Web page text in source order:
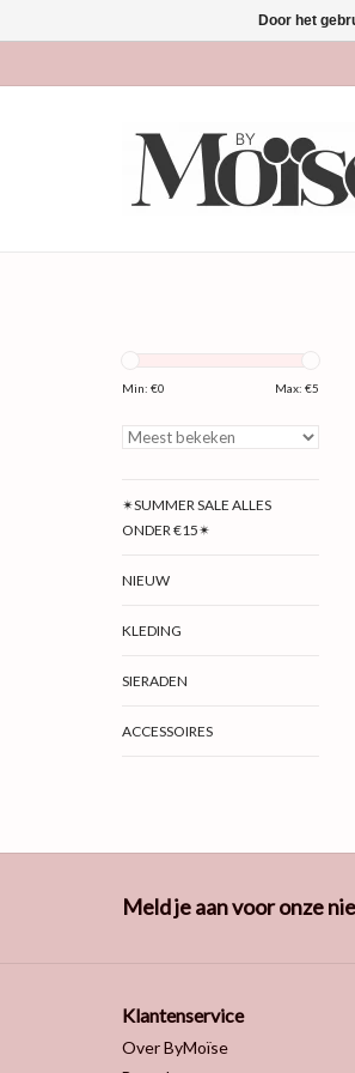
Min: €0 Max: €5
✴SUMMER SALE ALLES
ONDER €15✴
NIEUW
KLEDING
SIERADEN
ACCESSOIRES
Meld je aan voor onze
Klantenservice
Over ByMoïse
Door het